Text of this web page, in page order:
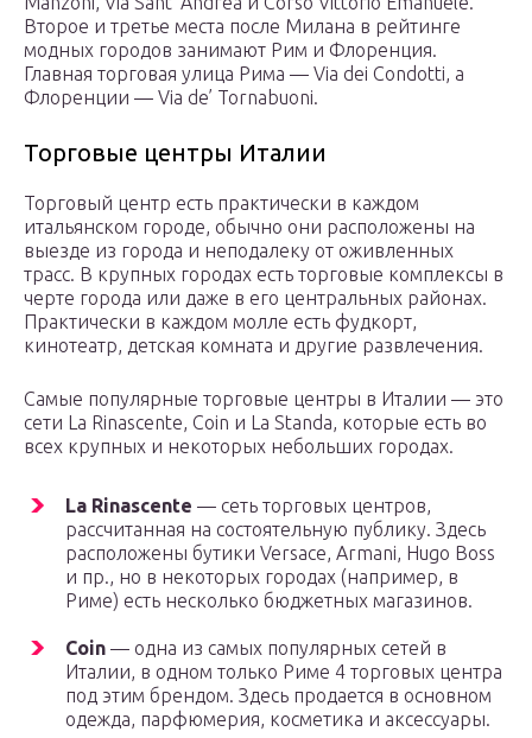
Второе и третье места после Милана в рейтинге
модных городов занимают Рим и Флоренция.
Главная торговая улица Рима — Via dei Condotti, а
Флоренции — Via de’ Tornabuoni.
Торговые центры Италии
Торговый центр есть практически в каждом
итальянском городе, обычно они расположены на
выезде из города и неподалеку от оживленных
трасс. В крупных городах есть торговые комплексы в
черте города или даже в его центральных районах.
Практически в каждом молле есть фудкорт,
кинотеатр, детская комната и другие развлечения.
Самые популярные торговые центры в Италии — это
сети La Rinascente, Coin и La Standa, которые есть во
всех крупных и некоторых небольших городах.
La Rinascente — сеть торговых центров,
рассчитанная на состоятельную публику. Здесь
расположены бутики Versace, Armani, Hugo Boss
и пр., но в некоторых городах (например, в
Риме) есть несколько бюджетных магазинов.
Coin — одна из самых популярных сетей в
Италии, в одном только Риме 4 торговых центра
под этим брендом. Здесь продается в основном
одежда, парфюмерия, косметика и аксессуары.